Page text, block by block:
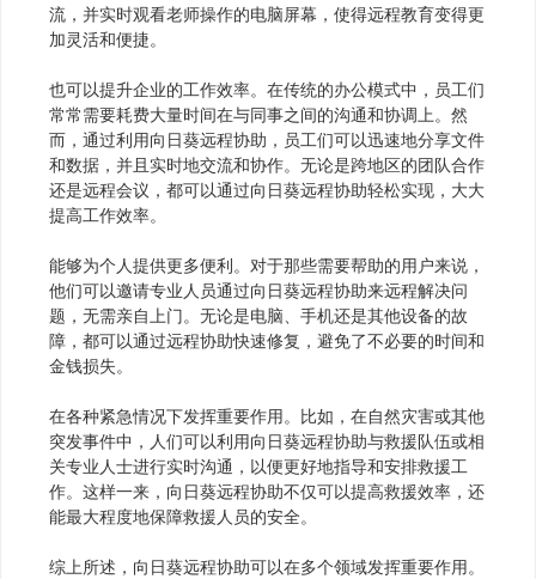
流，并实时观看老师操作的电脑屏幕，使得远程教育变得更
加灵活和便捷。
也可以提升企业的工作效率。在传统的办公模式中，员工们
常常需要耗费大量时间在与同事之间的沟通和协调上。然
而，通过利用向日葵远程协助，员工们可以迅速地分享文件
和数据，并且实时地交流和协作。无论是跨地区的团队合作
还是远程会议，都可以通过向日葵远程协助轻松实现，大大
提高工作效率。
能够为个人提供更多便利。对于那些需要帮助的用户来说，
他们可以邀请专业人员通过向日葵远程协助来远程解决问
题，无需亲自上门。无论是电脑、手机还是其他设备的故
障，都可以通过远程协助快速修复，避免了不必要的时间和
金钱损失。
在各种紧急情况下发挥重要作用。比如，在自然灾害或其他
突发事件中，人们可以利用向日葵远程协助与救援队伍或相
关专业人士进行实时沟通，以便更好地指导和安排救援工
作。这样一来，向日葵远程协助不仅可以提高救援效率，还
能最大程度地保障救援人员的安全。
综上所述，向日葵远程协助可以在多个领域发挥重要作用。